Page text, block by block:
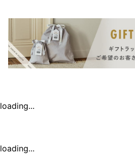
loading...
loading...